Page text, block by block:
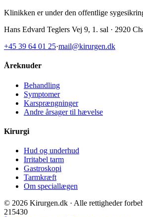
Klinikken er under den offentlige
Hans Edvard Teglers Vej 9, 1. sal · 2920
+45 39 64 01 25·mail@kirurgen.dk
Åreknuder
Behandling
Symptomer
Karsprængninger
Andre årsager til hævelse
Kirurgi
Hud og underhud
Irritabel tarm
Gastroskopi
Tarmkræft
Om speciallægen
© 2026 Kirurgen.dk · Alle rettigheder
215430